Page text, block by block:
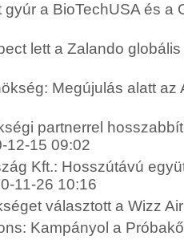
a BioTechUSA és a
lett a Zalando
Megújulás alatt az
partnerrel
12-15 09:02
Kft.: Hosszútávú
11-26 10:16
választott a Wizz
Kampányol a